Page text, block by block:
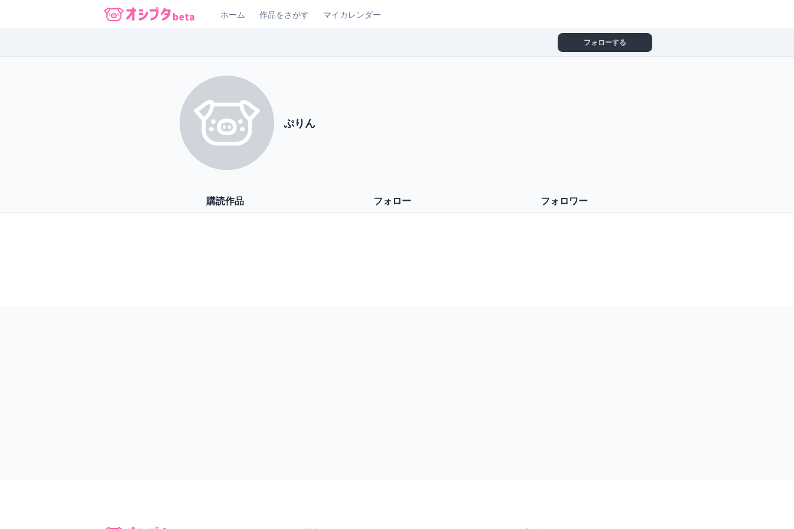
オシブタ Oshibuta
ホーム 作品をさがす マイカレンダー
フォローする
ぷりん
購読作品 フォロー フォロワー